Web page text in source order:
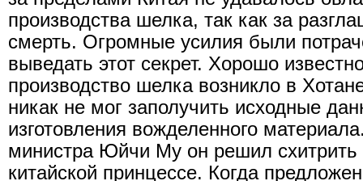
производства шелка, так как за
смерть. Огромные усилия были
выведать этот секрет. Хорошо
производство шелка возникло в
никак не мог заполучить исходные
изготовления вожделенного
министра Юйчи Му он решил схитрить
китайской принцессе. Когда